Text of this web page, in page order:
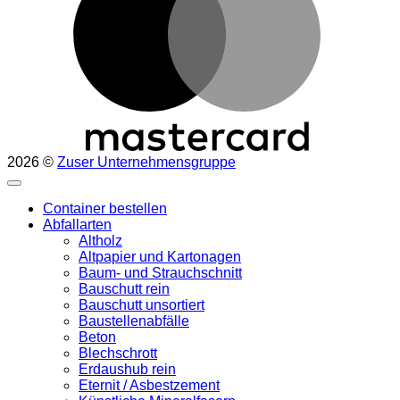
2026 © Zuser Unternehmensgruppe
Container bestellen
Abfallarten
Altholz
Altpapier und Kartonagen
Baum- und Strauchschnitt
Bauschutt rein
Bauschutt unsortiert
Baustellenabfälle
Beton
Blechschrott
Erdaushub rein
Eternit / Asbestzement